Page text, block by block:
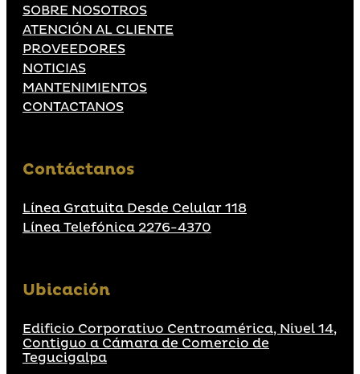
SOBRE NOSOTROS
ATENCIÓN AL CLIENTE
PROVEEDORES
NOTICIAS
MANTENIMIENTOS
CONTACTANOS
Contáctanos
Línea Gratuita Desde Celular 118
Línea Telefónica 2276-4370
Ubicación
Edificio Corporativo Centroamérica, Nivel 14,
Contiguo a Cámara de Comercio de
Tegucigalpa